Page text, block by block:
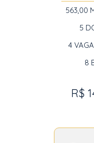
563,00
5
4
8
R$